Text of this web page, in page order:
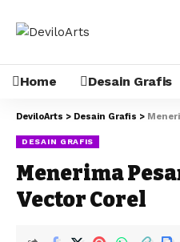
Home Desain Grafis
DeviloArts > Desain Grafis >
DESAIN GRAFIS
Menerima
Vector Corel